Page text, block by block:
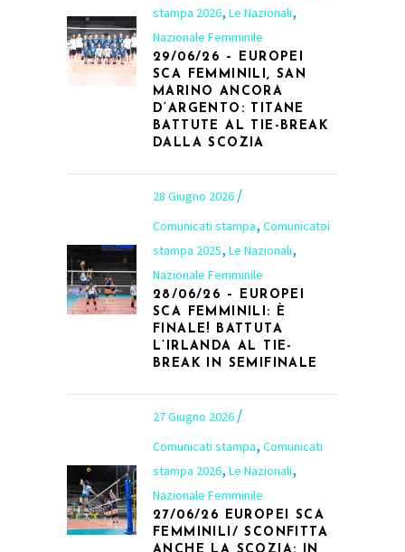
stampa 2026, Le Nazionali,
Nazionale Femminile
29/06/26 – EUROPEI
SCA FEMMINILI, SAN
MARINO ANCORA
D’ARGENTO: TITANE
BATTUTE AL TIE-BREAK
DALLA SCOZIA
28 Giugno 2026
Comunicati stampa, Comunicatoi
stampa 2025, Le Nazionali,
Nazionale Femminile
28/06/26 – EUROPEI
SCA FEMMINILI: È
FINALE! BATTUTA
L’IRLANDA AL TIE-
BREAK IN SEMIFINALE
27 Giugno 2026
Comunicati stampa, Comunicati
stampa 2026, Le Nazionali,
Nazionale Femminile
27/06/26 EUROPEI SCA
FEMMINILI/ SCONFITTA